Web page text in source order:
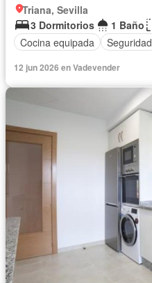
Triana, Sevilla
3 Dormitorios
1 Baño
Cocina equipada
Seguridad
12 jun 2026 en Vadevender